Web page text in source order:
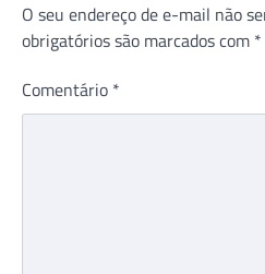
O seu endereço de e-mail não
obrigatórios são marcados com *
Comentário *